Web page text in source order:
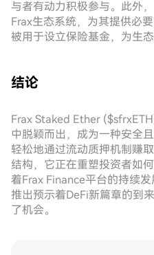
与者有动力积极参与。此外
Frax生态系统，为其提供必
被用于设立保险基金，为生
结论
Frax Staked Ether
中脱颖而出，成为一种安全
轻松地通过流动质押机制赚
结构，它正在重塑投资者如
着Frax Finance平台的持续
推出预示着DeFi新篇章的到
了机会。